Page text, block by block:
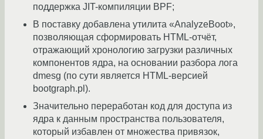
поддержка JIT-компиляции BPF;
В поставку добавлена утилита «AnalyzeBoot»,
позволяющая сформировать HTML-отчёт,
отражающий хронологию загрузки различных
компонентов ядра, на основании разбора лога
dmesg (по сути является HTML-версией
bootgraph.pl).
Значительно переработан код для доступа из
ядра к данным пространства пользователя,
который избавлен от множества привязок,